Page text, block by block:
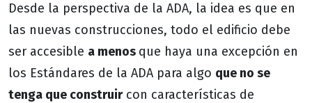
Desde la perspectiva de la ADA, la idea es que en
las nuevas construcciones, todo el edificio debe
ser accesible a menos que haya una excepción en
los Estándares de la ADA para algo que no se
tenga que construircon características de